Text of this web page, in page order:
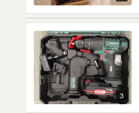
3